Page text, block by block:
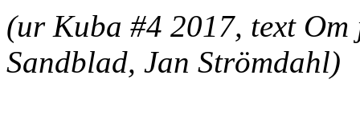
(ur Kuba #4 2017, text
Sandblad, Jan Strömdahl)